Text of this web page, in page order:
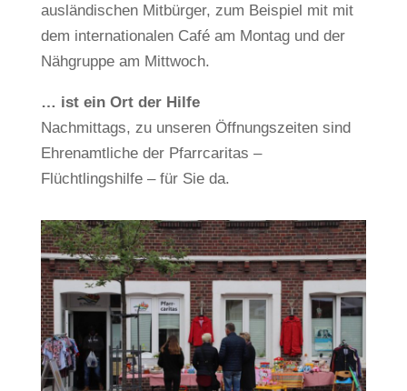
ausländischen Mitbürger, zum Beispiel mit mit
dem internationalen Café am Montag und der
Nähgruppe am Mittwoch.
… ist ein Ort der Hilfe
Nachmittags, zu unseren Öffnungszeiten sind
Ehrenamtliche der Pfarrcaritas –
Flüchtlingshilfe – für Sie da.